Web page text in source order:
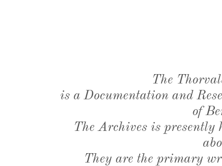
The
is a Documentation and
of
The Archives is presently
They are the primary